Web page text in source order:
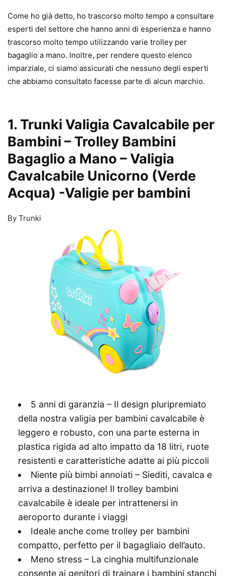
Come ho già detto, ho trascorso molto tempo a consultare
esperti del settore che hanno anni di esperienza e hanno
trascorso molto tempo utilizzando varie trolley per
bagaglio a mano. Inoltre, per rendere questo elenco
imparziale, ci siamo assicurati che nessuno degli esperti
che abbiamo consultato facesse parte di alcun marchio.
1. Trunki Valigia Cavalcabile per
Bambini – Trolley Bambini
Bagaglio a Mano – Valigia
Cavalcabile Unicorno (Verde
Acqua) -Valigie per bambini
By Trunki
5 anni di garanzia – Il design pluripremiato
della nostra valigia per bambini cavalcabile è
leggero e robusto, con una parte esterna in
plastica rigida ad alto impatto da 18 litri, ruote
resistenti e caratteristiche adatte ai più piccoli
Niente più bimbi annoiati – Siediti, cavalca e
arriva a destinazione! Il trolley bambini
cavalcabile è ideale per intrattenersi in
aeroporto durante i viaggi
Ideale anche come trolley per bambini
compatto, perfetto per il bagagliaio dell’auto.
Meno stress – La cinghia multifunzionale
consente ai genitori di trainare i bambini stanchi